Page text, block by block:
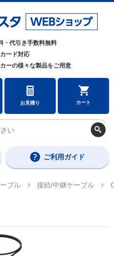
・代引き手数料無料
ード対応
ーの様々な製品をご用意
お見積り カート
ご利用ガイド
ブル 接続/中継ケーブル